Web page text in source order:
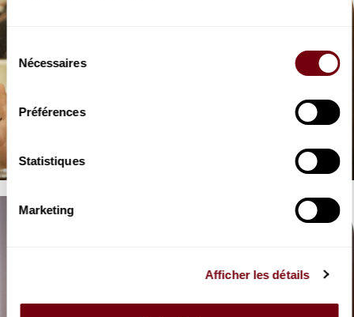
du
consentement
Nécessaires
Préférences
Statistiques
Marketing
Afficher les détails
OPERA | INTERVIEW
Werther, Massenet